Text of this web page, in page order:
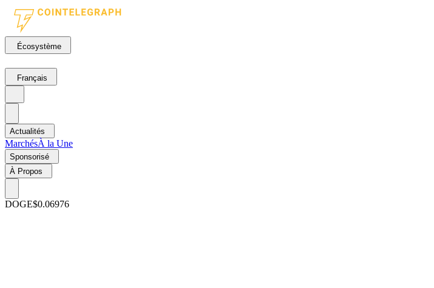
Écosystème
Français
Actualités
MarchésÀ la Une
Sponsorisé
À Propos
DOGE$0.06976